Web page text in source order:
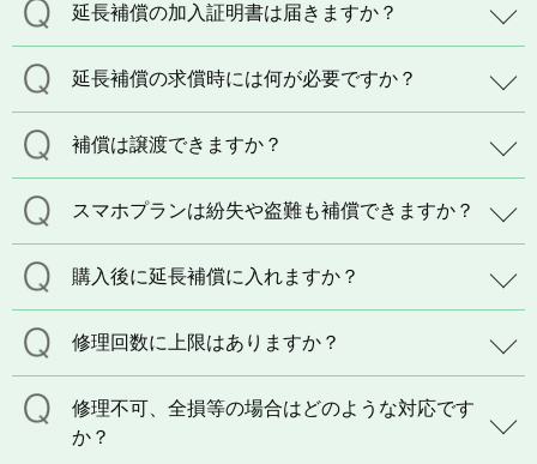
延長補償の加入証明書は届きますか？
延長補償の求償時には何が必要ですか？
補償は譲渡できますか？
スマホプランは紛失や盗難も補償できますか？
購入後に延長補償に入れますか？
修理回数に上限はありますか？
修理不可、全損等の場合はどのような対応です
か？